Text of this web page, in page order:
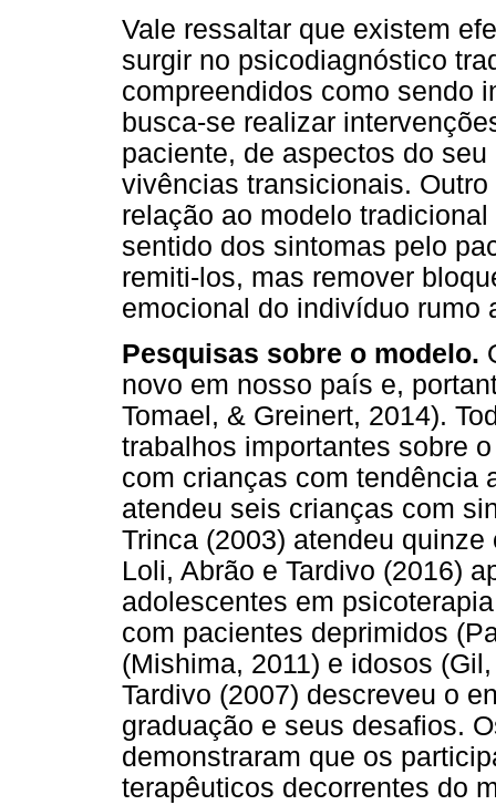
Vale ressaltar que existem
surgir no psicodiagnóstico
compreendidos como sendo
busca-se realizar
paciente, de aspectos do
vivências transicionais.
relação ao modelo
sentido dos sintomas pelo
remiti-los, mas remover
emocional do indivíduo rumo
Pesquisas sobre o modelo.
novo em nosso país e,
Tomael, & Greinert, 2014).
trabalhos importantes sobre
com crianças com tendência
atendeu seis crianças com
Trinca (2003) atendeu
Loli, Abrão e Tardivo (2016)
adolescentes em
com pacientes deprimidos
(Mishima, 2011) e idosos
Tardivo (2007) descreveu o
graduação e seus desafios.
demonstraram que os
terapêuticos decorrentes do